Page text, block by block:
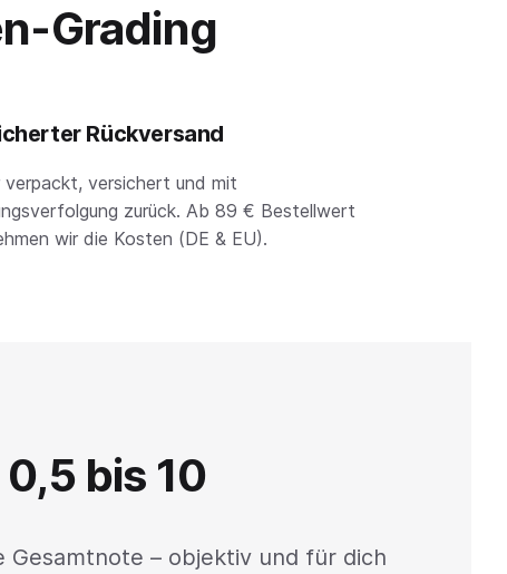
Grading
Rückversand
verpackt, versichert und mit
zurück. Ab 89 € Bestellwert
wir die Kosten (DE & EU).
bis 10
– objektiv und für dich